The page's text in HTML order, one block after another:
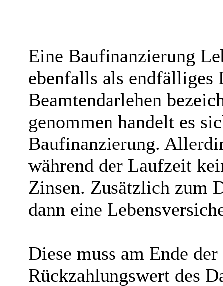
Eine Baufinanzierung
ebenfalls als endfälliges
Beamtendarlehen
genommen handelt es
Baufinanzierung.
während der Laufzeit
Zinsen. Zusätzlich zum
dann eine
Diese muss am Ende
Rückzahlungswert des